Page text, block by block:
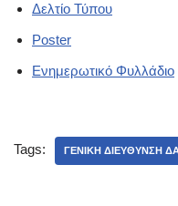
Δελτίο Τύπου
Poster
Ενημερωτικό Φυλλάδιο
Tags: ΓΕΝΙΚΉ ΔΙΕΎΘΥΝΣΗ